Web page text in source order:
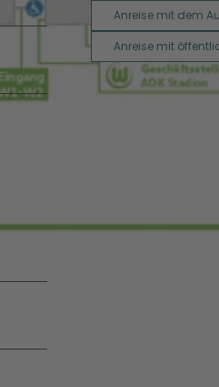
Anreise mit dem
Anreise mit